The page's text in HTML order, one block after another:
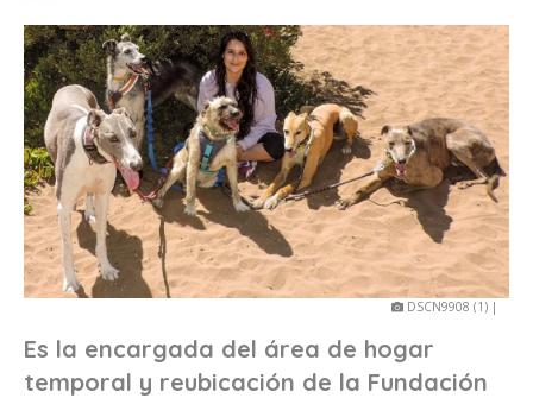
DSCN9908 (1) |
Es la encargada del área de hogar
temporal y reubicación de la Fundación